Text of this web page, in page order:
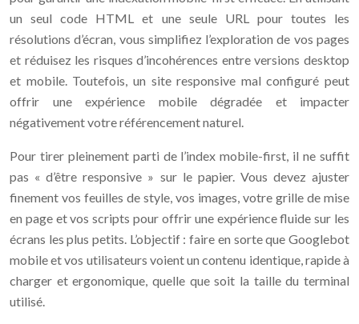
un seul code HTML et une seule URL pour toutes les
résolutions d’écran, vous simplifiez l’exploration de vos pages
et réduisez les risques d’incohérences entre versions desktop
et mobile. Toutefois, un site responsive mal configuré peut
offrir une expérience mobile dégradée et impacter
négativement votre référencement naturel.
Pour tirer pleinement parti de l’index mobile-first, il ne suffit
pas « d’être responsive » sur le papier. Vous devez ajuster
finement vos feuilles de style, vos images, votre grille de mise
en page et vos scripts pour offrir une expérience fluide sur les
écrans les plus petits. L’objectif : faire en sorte que Googlebot
mobile et vos utilisateurs voient un contenu identique, rapide à
charger et ergonomique, quelle que soit la taille du terminal
utilisé.